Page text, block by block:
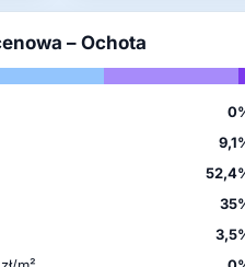
– Ochota